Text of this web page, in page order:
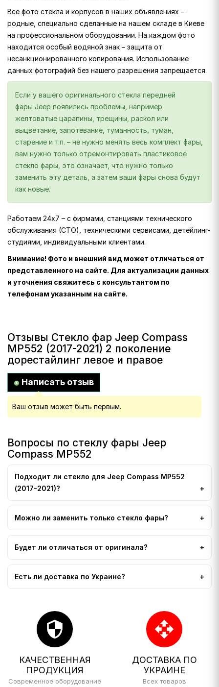
Все фото стекла и корпусов в наших объявлениях –
родные, специально сделанные на нашем складе в Киеве
на профессиональном оборудовании. На каждом фото
находится особый водяной знак – защита от
несанкционированного копирования. Использование
данных фотографий без нашего разрешения запрещается.
Если у вашего оригинального стекла передней
фары Jeep появились проблемы, например
желтоватые царапины, трещины, раскол или
выцветание, запотевание, туманность, туман,
старение и т.п. – не нужно менять весь комплект фары,
вам нужно только отремонтировать пластиковое
стекло фары, это означает, что нужно только
заменить эту деталь, а затем ваши фары снова будут
как новые.
Работаем 24х7 – с фирмами, станциями технического
обслуживания (СТО), техническими сервисами, детейлинг-
студиями, индивидуальными клиентами.
Внимание! Фото и внешний вид может отличаться от
представленного на сайте. Для актуализации данных
и уточнения свяжитесь с консультантом по
телефонам указанным на сайте.
Отзывы Стекло фар Jeep Compass
MP552 (2017-2021) 2 поколение
дорестайлинг левое и правое
Написать отзыв
Ваш отзыв может быть первым.
Вопросы по стеклу фары Jeep
Compass MP552
Подходит ли стекло для Jeep Compass MP552
(2017-2021)?
Можно ли заменить только стекло фары?
Будет ли отличаться от оригинала?
Есть ли доставка по Украине?
security
КАЧЕСТВЕННАЯ
ПРОДУКЦИЯ
Современное оборудование
open_with
ДОСТАВКА ПО
УКРАИНЕ
Всех товаров